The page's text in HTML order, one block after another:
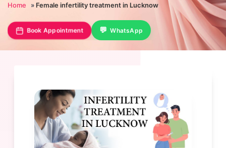
Home » Female infertility treatment in Lucknow
Book Appointment WhatsApp